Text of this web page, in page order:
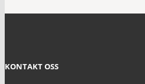
KONTAKT OSS